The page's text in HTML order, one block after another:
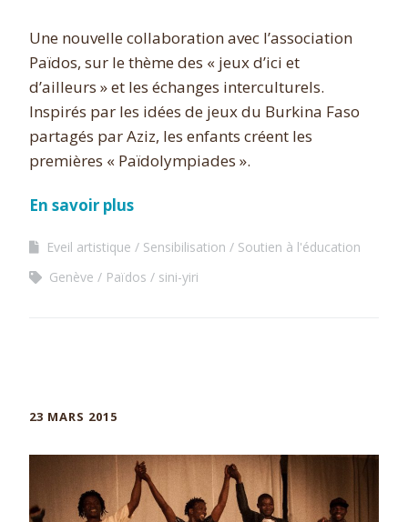
Une nouvelle collaboration avec l’association
Païdos, sur le thème des « jeux d’ici et
d’ailleurs » et les échanges interculturels.
Inspirés par les idées de jeux du Burkina Faso
partagés par Aziz, les enfants créent les
premières « Païdolympiades ».
En savoir plus
Eveil artistique Sensibilisation
Soutien à l'éducation
Genève
Païdos sini-yiri
23 MARS 2015